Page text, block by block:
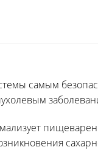
самым